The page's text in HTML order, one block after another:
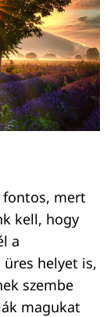
fontos, mert
kell, hogy
a
helyet is,
szembe
magukat